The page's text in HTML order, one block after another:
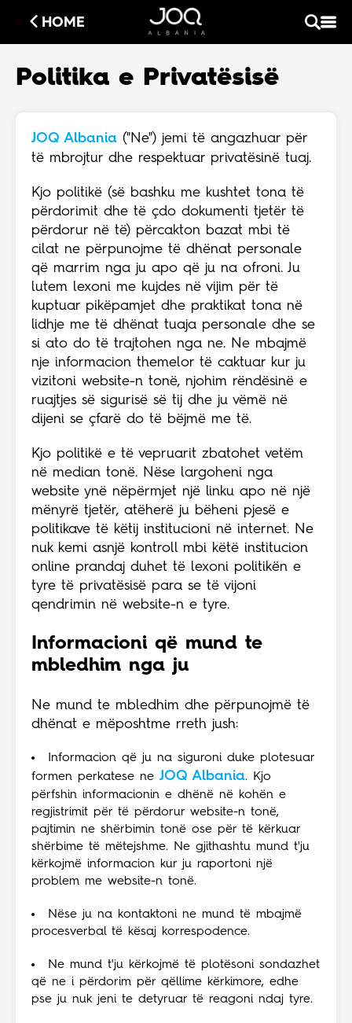
HOME
Politika e Privatësisë
JOQ Albania ("Ne") jemi të angazhuar për
të mbrojtur dhe respektuar privatësinë tuaj.
Kjo politikë (së bashku me kushtet tona të
përdorimit dhe të çdo dokumenti tjetër të
përdorur në të) përcakton bazat mbi të
cilat ne përpunojme të dhënat personale
që marrim nga ju apo që ju na ofroni. Ju
lutem lexoni me kujdes në vijim për të
kuptuar pikëpamjet dhe praktikat tona në
lidhje me të dhënat tuaja personale dhe se
si ato do të trajtohen nga ne. Ne mbajmë
nje informacion themelor të caktuar kur ju
vizitoni website-n tonë, njohim rëndësinë e
ruajtjes së sigurisë së tij dhe ju vëmë në
dijeni se çfarë do të bëjmë me të.
Kjo politikë e të vepruarit zbatohet vetëm
në median tonë. Nëse largoheni nga
website ynë nëpërmjet një linku apo në një
mënyrë tjetër, atëherë ju bëheni pjesë e
politikave të këtij institucioni në internet. Ne
nuk kemi asnjë kontroll mbi këtë institucion
online prandaj duhet të lexoni politikën e
tyre të privatësisë para se të vijoni
qendrimin në website-n e tyre.
Informacioni që mund te
mbledhim nga ju
Ne mund te mbledhim dhe përpunojmë të
dhënat e mëposhtme rreth jush:
Informacion që ju na siguroni duke plotesuar
formen perkatese ne JOQ Albania. Kjo
përfshin informacionin e dhënë në kohën e
regjistrimit për të përdorur website-n tonë,
pajtimin ne shërbimin tonë ose për të kërkuar
shërbime të mëtejshme. Ne gjithashtu mund t'ju
kërkojmë informacion kur ju raportoni një
problem me website-n tonë.
Nëse ju na kontaktoni ne mund të mbajmë
procesverbal të kësaj korrespodence.
Ne mund t'ju kërkojmë të plotësoni sondazhet
që ne i përdorim për qëllime kërkimore, edhe
pse ju nuk jeni te detyruar të reagoni ndaj tyre.